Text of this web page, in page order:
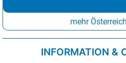
mehr
INFORMATION &